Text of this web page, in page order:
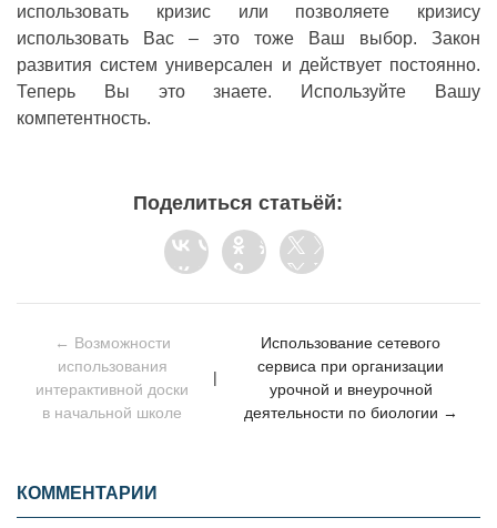
использовать кризис или позволяете кризису
использовать Вас – это тоже Ваш выбор. Закон
развития систем универсален и действует постоянно.
Теперь Вы это знаете. Используйте Вашу
компетентность.
Поделиться статьёй:
← Возможности
использования
интерактивной доски
в начальной школе
|
Использование сетевого
сервиса при организации
урочной и внеурочной
деятельности по биологии →
КОММЕНТАРИИ